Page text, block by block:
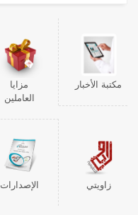
مكتبة الأخبار
مزايا
العاملين
زاويتي الإصدارات